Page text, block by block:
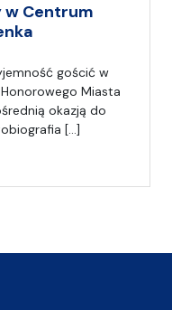
w Centrum
gościć w
Miasta
okazją do
[…]